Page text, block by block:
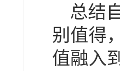
总结
别值得
值融入